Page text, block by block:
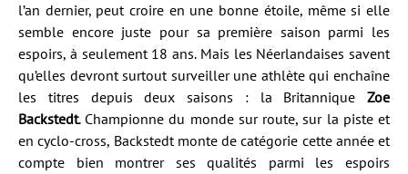
l’an dernier, peut croire en une bonne étoile, même si elle
semble encore juste pour sa première saison parmi les
espoirs, à seulement 18 ans. Mais les Néerlandaises savent
qu’elles devront surtout surveiller une athlète qui enchaîne
les titres depuis deux saisons : la Britannique Zoe
Backstedt. Championne du monde sur route, sur la piste et
en cyclo-cross, Backstedt monte de catégorie cette année et
compte bien montrer ses qualités parmi les espoirs